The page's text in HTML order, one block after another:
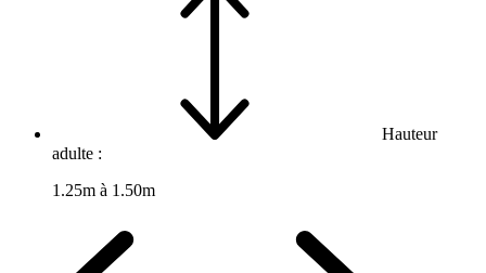
Hauteur
adulte :
1.25m à 1.50m